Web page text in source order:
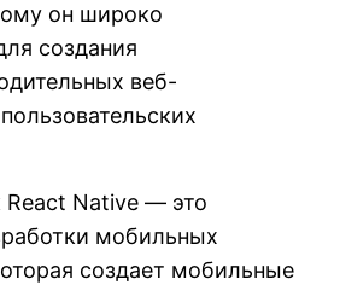
он широко
создания
веб-
React Native — это
мобильных
создает мобильные